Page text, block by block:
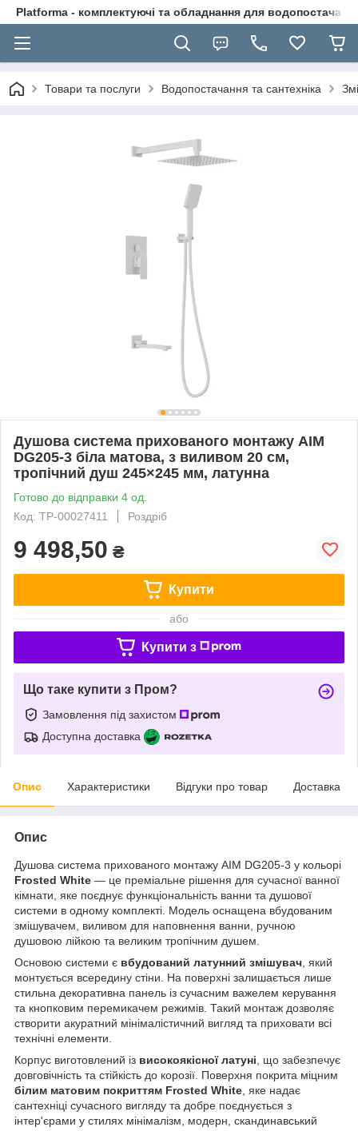
Platforma - комплектуючі та обладнання для
Товари та послуги Водопостачання та сантехніка
Душова система прихованого монтажу AIM
DG205-3 біла матова, з виливом 20 см,
тропічний душ 245×245 мм, латунна
Готово до відправки 4 од.
Код: ТР-00027411
Роздріб
9 498,50 ₴
Купити
або
Купити з
Що таке купити з Пром?
Замовлення під захистом
Доступна доставка
Опис Характеристики Відгуки про товар Доставка
Опис
Душова система прихованого монтажу AIM DG205-3 у кольорі
Frosted White — це преміальне рішення для сучасної ванної
кімнати, яке поєднує функціональність ванни та душової
системи в одному комплекті. Модель оснащена вбудованим
змішувачем, виливом для наповнення ванни, ручною
душовою лійкою та великим тропічним душем.
Основою системи є вбудований латунний змішувач , який
монтується всередину стіни. На поверхні залишається лише
стильна декоративна панель із сучасним важелем керування
та кнопковим перемикачем режимів. Такий монтаж дозволяє
створити акуратний мінімалістичний вигляд та приховати всі
технічні елементи.
Корпус виготовлений із високоякісної латуні , що забезпечує
довговічність та стійкість до корозії. Поверхня покрита міцним
білим матовим покриттям Frosted White , яке надає
сантехніці сучасного вигляду та добре поєднується з
інтер'єрами у стилях мінімалізм, модерн, скандинавський